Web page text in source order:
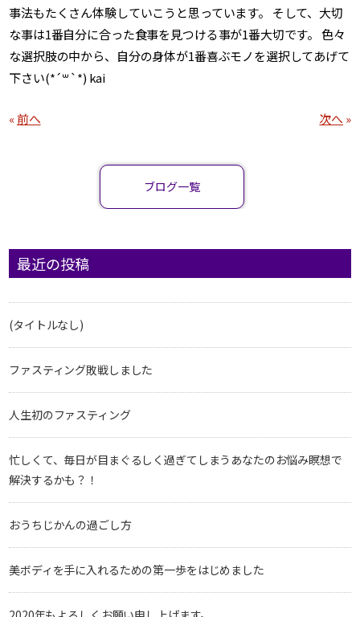
事法もたくさん体験していこうと思っています。 そして、大切
な事は1番自分に合った食事を見つける事が1番大切です。 色々
な選択肢の中から、自分の身体が1番喜ぶモノを選択してあげて
下さい(*´꒳`*) kai
«前へ 次へ »
ブログ一覧
最近の投稿
(タイトルなし)
ファスティング敗戦しました
人生初のファスティング
忙しくて、毎日が目まぐるしく過ぎてしまうあなたのお悩み瞑想で
解決するかも？！
おうちじかんの過ごし方
美ボディを手に入れるための第一歩をはじめました